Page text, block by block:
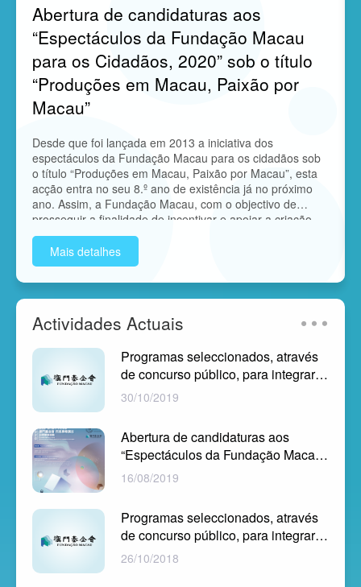
Abertura de candidaturas aos
“Espectáculos da Fundação Macau
para os Cidadãos, 2020” sob o título
“Produções em Macau, Paixão por
Macau”
Desde que foi lançada em 2013 a iniciativa dos
espectáculos da Fundação Macau para os cidadãos sob
o título “Produções em Macau, Paixão por Macau”, esta
acção entra no seu 8.º ano de existência já no próximo
ano. Assim, a Fundação Macau, com o objectivo de
prosseguir a finalidade de incentivar e apoiar a criação
artística das associações locais do sector das artes
performativas, de modo a melhorar o nível profissional
dos artistas locais, aumentando o nível de participação
das associações do sector das artes performativas
elevando a competitividade das representações artísticas,
programas de representação com participantes locais nos
cidadãos, decidiu proceder a uma recolha pública de
candidaturas para realização dos “Espectáculos da
Fundação Macau para os Cidadãos, 2020”, atribuindo
apoios financeiros aos espectáculos seleccionados.
Mais detalhes
Actividades Actuais
Programas seleccionados, através
de concurso público, para integrara
lista de “Espectáculos da Funda...
30/10/2019
Abertura de candidaturas aos
“Espectáculos da Fundação Macau
para os Cidadãos, 2020” sob o título
16/08/2019
Programas seleccionados, através
de concurso público, para integrar a
lista dos “Espectáculos da Fun...
26/10/2018